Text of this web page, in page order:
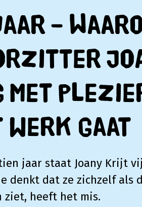
–
met
werk gaat
jaar staat Joany Krijt
denkt dat ze zichzelf als
ziet, heeft het mis.